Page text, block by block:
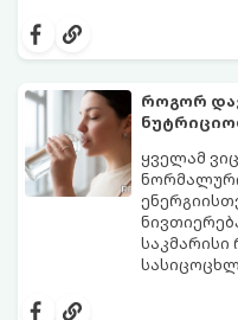
საშუალოდ
და
გარეშე
იცოდეთ, რა
და როგორ
მეან-
როგორ
ყველამ
უბრალოდ
დალევა